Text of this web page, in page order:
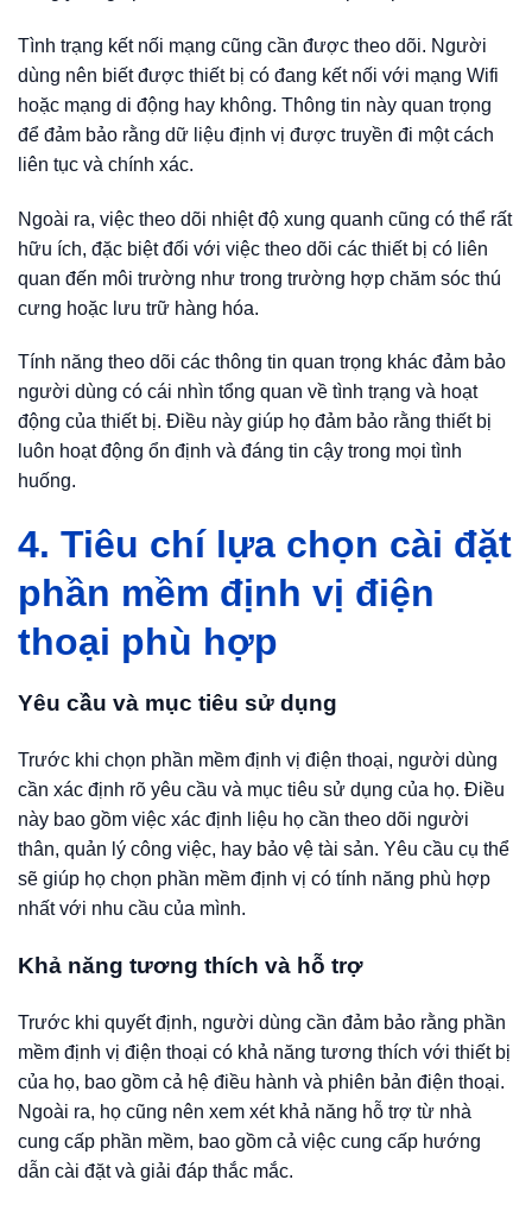
Tình trạng kết nối mạng cũng cần được theo dõi. Người
dùng nên biết được thiết bị có đang kết nối với mạng Wifi
hoặc mạng di động hay không. Thông tin này quan trọng
để đảm bảo rằng dữ liệu định vị được truyền đi một cách
liên tục và chính xác.
Ngoài ra, việc theo dõi nhiệt độ xung quanh cũng có thể rất
hữu ích, đặc biệt đối với việc theo dõi các thiết bị có liên
quan đến môi trường như trong trường hợp chăm sóc thú
cưng hoặc lưu trữ hàng hóa.
Tính năng theo dõi các thông tin quan trọng khác đảm bảo
người dùng có cái nhìn tổng quan về tình trạng và hoạt
động của thiết bị. Điều này giúp họ đảm bảo rằng thiết bị
luôn hoạt động ổn định và đáng tin cậy trong mọi tình
huống.
4. Tiêu chí lựa chọn cài đặt
phần mềm định vị điện
thoại phù hợp
Yêu cầu và mục tiêu sử dụng
Trước khi chọn phần mềm định vị điện thoại, người dùng
cần xác định rõ yêu cầu và mục tiêu sử dụng của họ. Điều
này bao gồm việc xác định liệu họ cần theo dõi người
thân, quản lý công việc, hay bảo vệ tài sản. Yêu cầu cụ thể
sẽ giúp họ chọn phần mềm định vị có tính năng phù hợp
nhất với nhu cầu của mình.
Khả năng tương thích và hỗ trợ
Trước khi quyết định, người dùng cần đảm bảo rằng phần
mềm định vị điện thoại có khả năng tương thích với thiết bị
của họ, bao gồm cả hệ điều hành và phiên bản điện thoại.
Ngoài ra, họ cũng nên xem xét khả năng hỗ trợ từ nhà
cung cấp phần mềm, bao gồm cả việc cung cấp hướng
dẫn cài đặt và giải đáp thắc mắc.